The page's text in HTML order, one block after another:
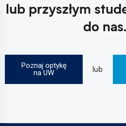
lub przyszłym
do
Poznaj optykę
na UW
lub